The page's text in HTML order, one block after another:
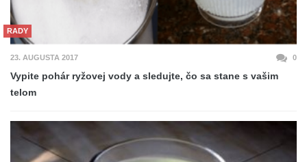
RADY
23. AUGUSTA 2017 0
Vypite pohár ryžovej vody a sledujte, čo sa stane s vašim
telom